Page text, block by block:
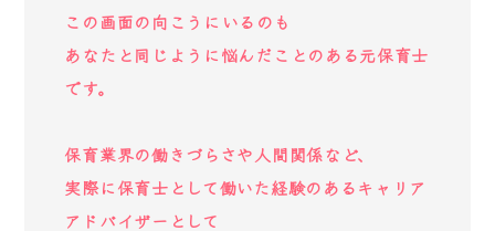
この画面の向こうにいるのも
あなたと同じように悩んだことのある元保育士
です。
保育業界の働きづらさや人間関係など、
実際に保育士として働いた経験のあるキャリア
アドバイザーとして